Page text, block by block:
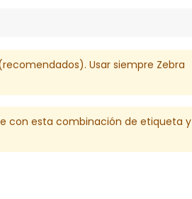
Usar siempre Zebra
con esta combinación de etiqueta y